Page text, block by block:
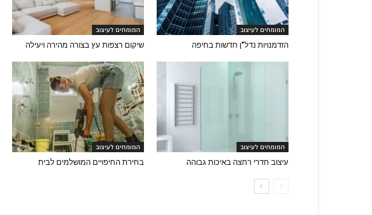
המומחים לעיצוב
הזדמנויות נדל"ן חדשות בחיפה
המומחים לעיצוב
שיקום רצפות עץ בצורה מהירה ויעילה
המומחים לעיצוב
עיצוב חדרי רחצה באיכות גבוהה
המומחים לעיצוב
בחירת החיפויים המושלמים לבית